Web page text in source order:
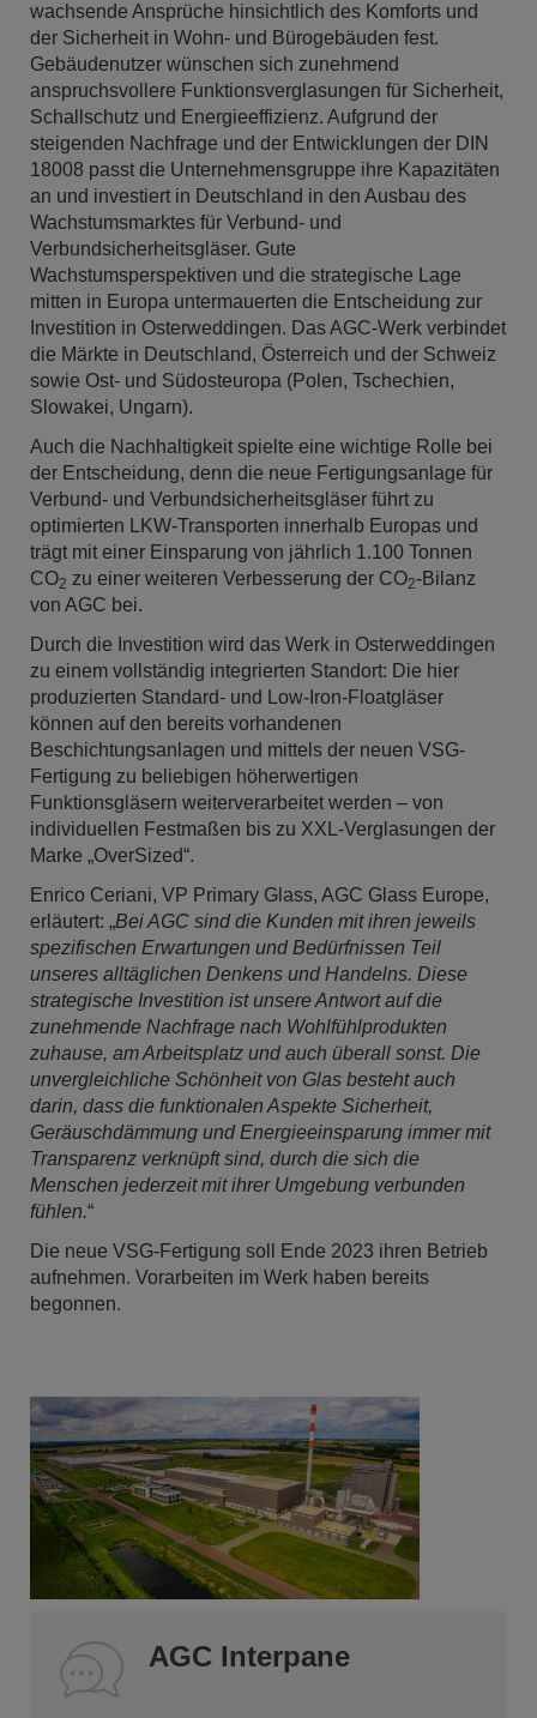
wachsende Ansprüche hinsichtlich des Komforts und
der Sicherheit in Wohn- und Bürogebäuden fest.
Gebäudenutzer wünschen sich zunehmend
anspruchsvollere Funktionsverglasungen für Sicherheit,
Schallschutz und Energieeffizienz. Aufgrund der
steigenden Nachfrage und der Entwicklungen der DIN
18008 passt die Unternehmensgruppe ihre Kapazitäten
an und investiert in Deutschland in den Ausbau des
Wachstumsmarktes für Verbund- und
Verbundsicherheitsgläser. Gute
Wachstumsperspektiven und die strategische Lage
mitten in Europa untermauerten die Entscheidung zur
Investition in Osterweddingen. Das AGC-Werk verbindet
die Märkte in Deutschland, Österreich und der Schweiz
sowie Ost- und Südosteuropa (Polen, Tschechien,
Slowakei, Ungarn).
Auch die Nachhaltigkeit spielte eine wichtige Rolle bei
der Entscheidung, denn die neue Fertigungsanlage für
Verbund- und Verbundsicherheitsgläser führt zu
optimierten LKW-Transporten innerhalb Europas und
trägt mit einer Einsparung von jährlich 1.100 Tonnen
CO2 zu einer weiteren Verbesserung der CO2-Bilanz
von AGC bei.
Durch die Investition wird das Werk in Osterweddingen
zu einem vollständig integrierten Standort: Die hier
produzierten Standard- und Low-Iron-Floatgläser
können auf den bereits vorhandenen
Beschichtungsanlagen und mittels der neuen VSG-
Fertigung zu beliebigen höherwertigen
Funktionsgläsern weiterverarbeitet werden – von
individuellen Festmaßen bis zu XXL-Verglasungen der
Marke „OverSized“.
Enrico Ceriani, VP Primary Glass, AGC Glass Europe,
erläutert: „Bei AGC sind die Kunden mit ihren jeweils
spezifischen Erwartungen und Bedürfnissen Teil
unseres alltäglichen Denkens und Handelns. Diese
strategische Investition ist unsere Antwort auf die
zunehmende Nachfrage nach Wohlfühlprodukten
zuhause, am Arbeitsplatz und auch überall sonst. Die
unvergleichliche Schönheit von Glas besteht auch
darin, dass die funktionalen Aspekte Sicherheit,
Geräuschdämmung und Energieeinsparung immer mit
Transparenz verknüpft sind, durch die sich die
Menschen jederzeit mit ihrer Umgebung verbunden
fühlen.“
Die neue VSG-Fertigung soll Ende 2023 ihren Betrieb
aufnehmen. Vorarbeiten im Werk haben bereits
begonnen.
AGC Interpane